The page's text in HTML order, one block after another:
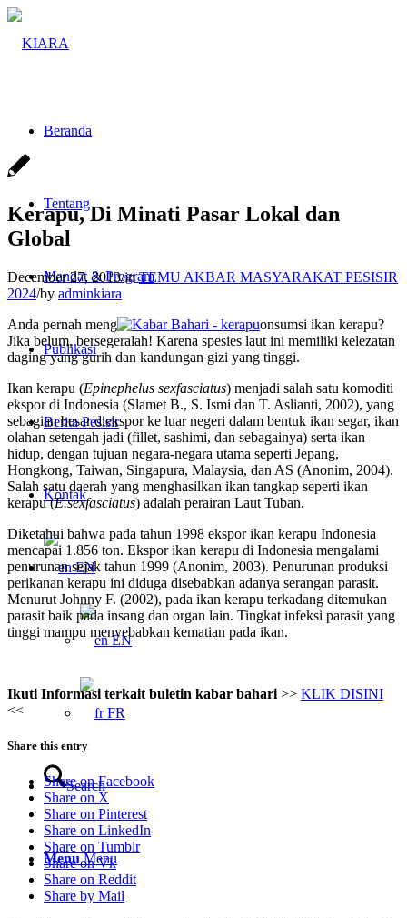
Beranda
Tentang
Mandat & Program
Publikasi
Berita Pesisir
Kontak
EN
EN
FR
Search
Menu Menu
Kerapu, Di Minati Pasar Lokal dan
Global
December 27, 2013/inTEMU AKBAR MASYARAKAT PESISIR
2024/by adminkiara
Anda pernah meng
onsumsi ikan kerapu?
Jika belum, bersegeralah! Karena spesies laut ini memiliki kelezatan
daging yang gurih dan kandungan gizi yang tinggi.
Ikan kerapu (Epinephelus sexfasciatus) menjadi salah satu komoditi
ekspor di Indonesia (Slamet B., S. Ismi dan T. Aslianti, 2002), yang
sebagian besar diekspor ke luar negeri dalam bentuk ikan segar, ikan
olahan setengah jadi (fillet, sashimi, dan sebagainya) serta ikan
hidup, dengan tujuan negara-negara utama seperti Jepang,
Hongkong, Taiwan, Singapura, Malaysia, dan AS (Anonim, 2004).
Salah satu daerah yang menghasilkan ikan tangkap seperti ikan
kerapu (E.sexfasciatus) adalah perairan Laut Tuban.
Diketahui bahwa pada tahun 1998 ekspor ikan kerapu Indonesia
mencapai 1.856 ton. Ekspor ikan kerapu di Indonesia mengalami
penurunan sejak tahun 1999 (Anonim, 2003). Penurunan produksi
perikanan kerapu ini diduga disebabkan adanya serangan parasit.
Menurut Johnny F. (2002), pada ikan kerapu terkadang ditemukan
parasit baik pada insang dan organ lain. Tingkat infeksi parasit yang
tinggi mampu menyebabkan kematian pada ikan.
Ikuti Informasi terkait buletin kabar bahari >> KLIK DISINI
<<
Share this entry
Share on Facebook
Share on X
Share on Pinterest
Share on LinkedIn
Share on Tumblr
Share on Vk
Share on Reddit
Share by Mail